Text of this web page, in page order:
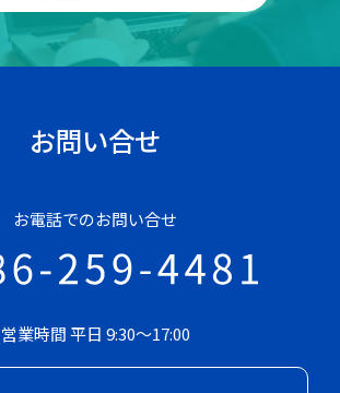
お問い合せ
お電話でのお問い合せ
営業時間 平日 9:30～17:00